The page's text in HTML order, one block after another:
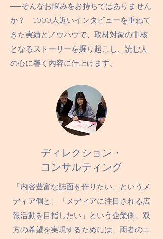
──そんなお悩みをお持ちではありません
か？ 1000人近いインタビューを重ねて
きた実績とノウハウで、取材対象の中核
となるストーリーを掘り起こし、読む人
の心に響く内容に仕上げます。
ディレクション・
コンサルティング
「内容豊富な誌面を作りたい」というメ
ディア側と、「メディアに注目される広
報活動を目指したい」という企業側、双
方の希望を実現するためには、両者のニ